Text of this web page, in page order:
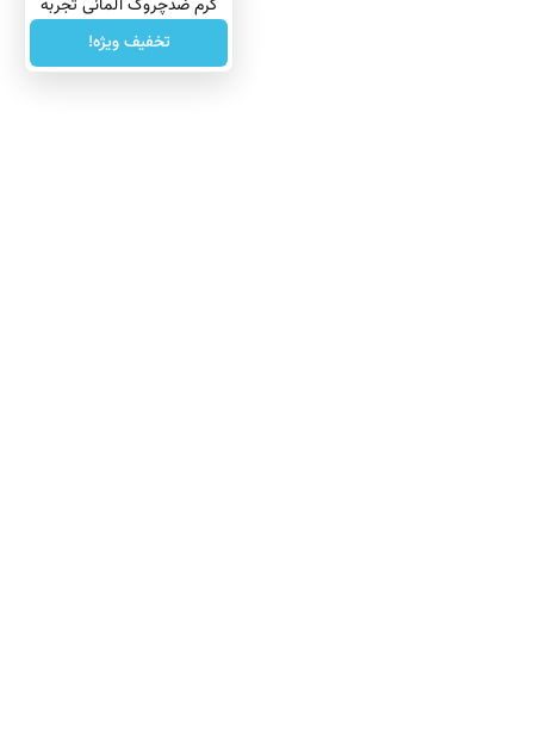
کرم ضدچروک آلمانی تجربه
کنید!
تخفیف ویژه!